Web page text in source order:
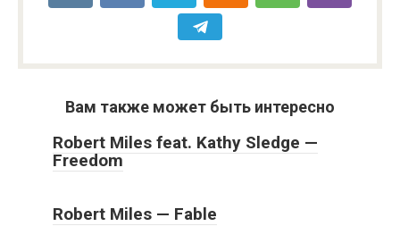
Вам также может быть интересно
Robert Miles feat. Kathy Sledge —
Freedom
Robert Miles — Fable